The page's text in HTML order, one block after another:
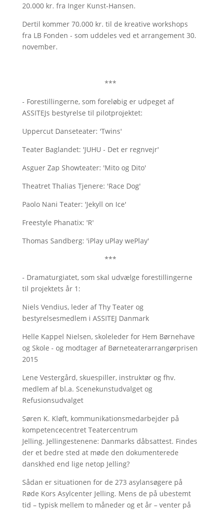
20.000 kr. fra Inger Kunst-Hansen.
Dertil kommer 70.000 kr. til de kreative workshops
fra LB Fonden - som uddeles ved et arrangement 30.
november.
***
- Forestillingerne, som foreløbig er udpeget af
ASSITEJs bestyrelse til pilotprojektet:
Uppercut Danseteater: 'Twins'
Teater Baglandet: 'JUHU - Det er regnvejr'
Asguer Zap Showteater: 'Mito og Dito'
Theatret Thalias Tjenere: 'Race Dog'
Paolo Nani Teater: 'Jekyll on Ice'
Freestyle Phanatix: 'R'
Thomas Sandberg: 'iPlay uPlay wePlay'
***
- Dramaturgiatet, som skal udvælge forestillingerne
til projektets år 1:
Niels Vendius, leder af Thy Teater og
bestyrelsesmedlem i ASSITEJ Danmark
Helle Kappel Nielsen, skoleleder for Hem Børnehave
og Skole - og modtager af Børneteaterarrangørprisen
2015
Lene Vestergård, skuespiller, instruktør og fhv.
medlem af bl.a. Scenekunstudvalget og
Refusionsudvalget
Søren K. Kløft, kommunikationsmedarbejder på
kompetencecentret Teatercentrum
Jelling. Jellingestenene: Danmarks dåbsattest. Findes
der et bedre sted at møde den dokumenterede
danskhed end lige netop Jelling?
Sådan er situationen for de 273 asylansøgere på
Røde Kors Asylcenter Jelling. Mens de på ubestemt
tid – typisk mellem to måneder og et år – venter på